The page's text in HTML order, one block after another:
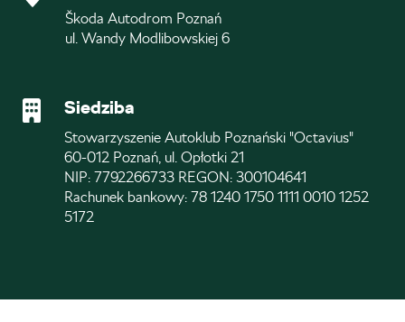
Škoda Autodrom Poznań
ul. Wandy Modlibowskiej 6
Siedziba
Stowarzyszenie Autoklub Poznański "Octavius"
60-012 Poznań, ul. Opłotki 21
NIP: 7792266733 REGON: 300104641
Rachunek bankowy: 78 1240 1750 1111 0010 1252
5172